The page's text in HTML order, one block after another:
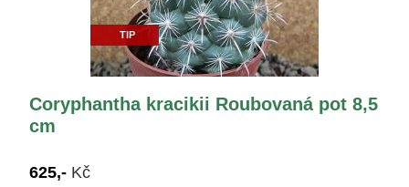
TIP
Coryphantha kracikii Roubovaná pot 8,5
cm
625,- Kč